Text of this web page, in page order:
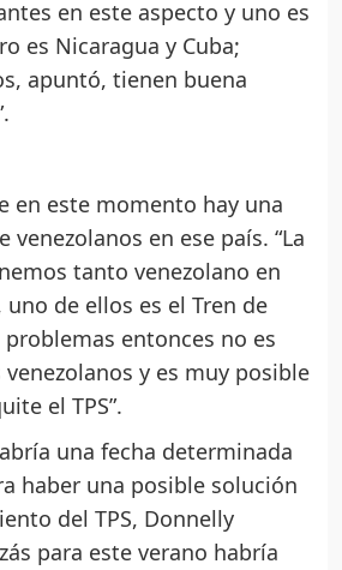
en este aspecto y uno es
es Nicaragua y Cuba;
apuntó, tienen buena
en este momento hay una
venezolanos en ese país. “La
tanto venezolano en
uno de ellos es el Tren de
entonces no es
y es muy posible
el TPS”.
una fecha determinada
haber una posible solución
del TPS, Donnelly
para este verano habría